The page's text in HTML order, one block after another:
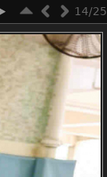
14/25